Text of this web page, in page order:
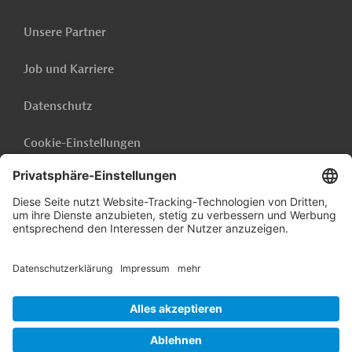
Unsere Partner
Job und Karriere
Datenschutz
Cookie-Einstellungen
Barrierefreiheit
Hinweisgebersystem